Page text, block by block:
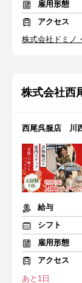
雇用形態
アクセス
株式会社ドミノ
株式会社西
西尾呉服店 川
給与
シフト
雇用形態
アクセス
あと1日